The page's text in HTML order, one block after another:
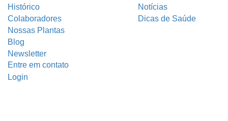
Histórico
Notícias
Colaboradores
Dicas de Saúde
Nossas Plantas
Blog
Newsletter
Entre em contato
Login